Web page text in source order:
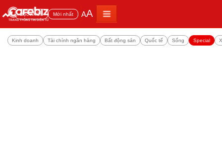
Đọc nhiều Mới nhất AA
Kinh doanh Tài chính ngân hàng Bất động sản Quốc tế Sống Special